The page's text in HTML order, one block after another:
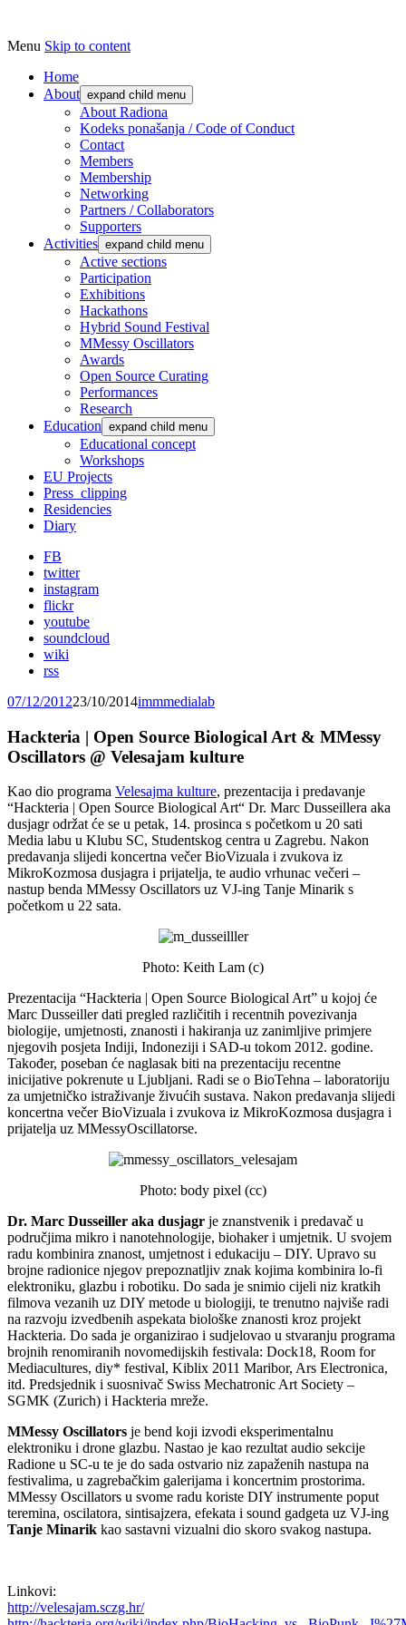
Radiona
Udruga za razvoj ‘uradi sam’ kulture //
Association for Development of 'do-it-
yourself' Culture – Makerspace
Menu Skip to content
Home
About expand child menu
About Radiona
Kodeks ponašanja / Code of Conduct
Contact
Members
Membership
Networking
Partners / Collaborators
Supporters
Activities expand child menu
Active sections
Participation
Exhibitions
Hackathons
Hybrid Sound Festival
MMessy Oscillators
Awards
Open Source Curating
Performances
Research
Education expand child menu
Educational concept
Workshops
EU Projects
Press_clipping
Residencies
Diary
FB
twitter
instagram
flickr
youtube
soundcloud
wiki
rss
07/12/201223/10/2014immmedialab
Hackteria | Open Source Biological Art & MMessy
Oscillators @ Velesajam kulture
Kao dio programa Velesajma kulture, prezentacija i predavanje
“Hackteria | Open Source Biological Art“ Dr. Marc Dusseillera aka
dusjagr održat će se u petak, 14. prosinca s početkom u 20 sati
Media labu u Klubu SC, Studentskog centra u Zagrebu. Nakon
predavanja slijedi koncertna večer BioVizuala i zvukova iz
MikroKozmosa dusjagra i prijatelja, te audio vrhunac večeri –
nastup benda MMessy Oscillators uz VJ-ing Tanje Minarik s
početkom u 22 sata.
Photo: Keith Lam (c)
Prezentacija “Hackteria | Open Source Biological Art” u kojoj će
Marc Dusseiller dati pregled različitih i recentnih povezivanja
biologije, umjetnosti, znanosti i hakiranja uz zanimljive primjere
njegovih posjeta Indiji, Indoneziji i SAD-u tokom 2012. godine.
Također, poseban će naglasak biti na prezentaciju recentne
inicijative pokrenute u Ljubljani. Radi se o BioTehna – laboratoriju
za umjetničko istraživanje živućih sustava. Nakon predavanja slijedi
koncertna večer BioVizuala i zvukova iz MikroKozmosa dusjagra i
prijatelja uz MMessyOscillatorse.
Photo: body pixel (cc)
Dr. Marc Dusseiller aka dusjagr je znanstvenik i predavač u
područjima mikro i nanotehnologije, biohaker i umjetnik. U svojem
radu kombinira znanost, umjetnost i edukaciju – DIY. Upravo su
brojne radionice njegov prepoznatljiv znak kojima kombinira lo-fi
elektroniku, glazbu i robotiku. Do sada je snimio cijeli niz kratkih
filmova vezanih uz DIY metode u biologiji, te trenutno najviše radi
na razvoju izvedbenih aspekata biološke znanosti kroz projekt
Hackteria. Do sada je organizirao i sudjelovao u stvaranju programa
brojnih renomiranih novomedijskih festivala: Dock18, Room for
Mediacultures, diy* festival, Kiblix 2011 Maribor, Ars Electronica,
itd. Predsjednik i suosnivač Swiss Mechatronic Art Society –
SGMK (Zurich) i Hackteria mreže.
MMessy Oscillators je bend koji izvodi eksperimentalnu
elektroniku i drone glazbu. Nastao je kao rezultat audio sekcije
Radione u SC-u te je do sada ostvario niz zapaženih nastupa na
festivalima, u zagrebačkim galerijama i koncertnim prostorima.
MMessy Oscillators u svome radu koriste DIY instrumente poput
teremina, oscilatora, sintisajzera, efekata i sound gadgeta uz VJ-ing
Tanje Minarik kao sastavni vizualni dio skoro svakog nastupa.
Linkovi:
http://velesajam.sczg.hr/